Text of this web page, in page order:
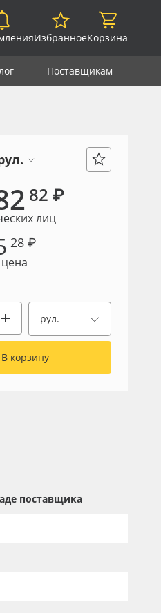
ИзбранноеКорзина
Поставщикам
82 ₽
лиц
28 ₽
рул.
В корзину
поставщика